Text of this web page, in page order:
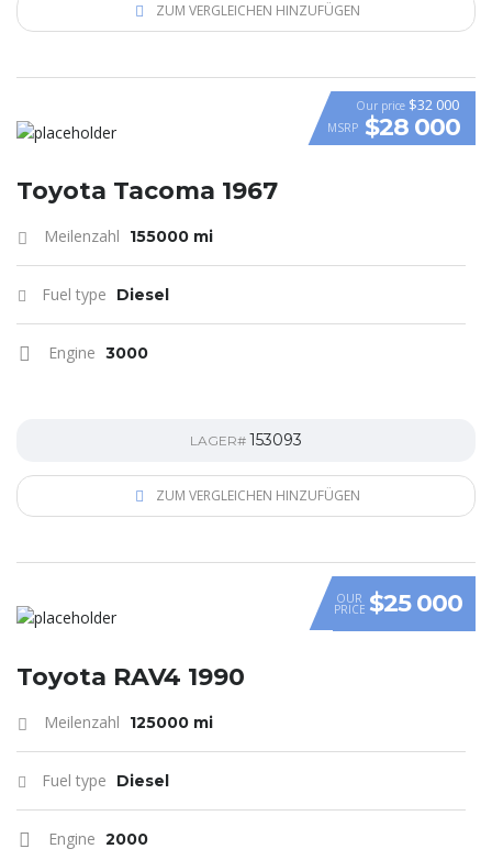
ZUM VERGLEICHEN HINZUFÜGEN
Our price $32 000
MSRP $28 000
Toyota Tacoma 1967
Meilenzahl 155000 mi
Fuel type Diesel
Engine 3000
LAGER# 153093
ZUM VERGLEICHEN HINZUFÜGEN
OUR
PRICE $25 000
Toyota RAV4 1990
Meilenzahl 125000 mi
Fuel type Diesel
Engine 2000